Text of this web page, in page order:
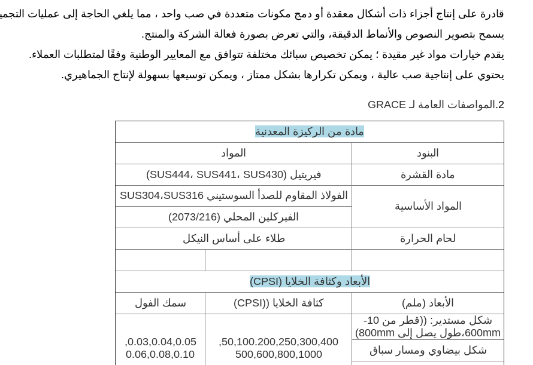
قادرة على إنتاج أجزاء ذات أشكال معقدة أو دمج مكونات متعددة في صب واحد ، مما يلغي الحاجة إلى عمليات
يسمح بتصوير النصوص والأنماط الدقيقة، والتي تعرض بصورة فعالة الشركة والمنتج.
يقدم خيارات مواد غير مقيدة ؛ يمكن تخصيص سبائك مختلفة تتوافق مع المعايير الوطنية وفقًا لمتطلبات العملاء.
يحتوي على إنتاجية صب عالية ، ويمكن تكرارها بشكل ممتاز ، ويمكن توسيعها بسهولة لإنتاج الجماهيري.
2. المواصفات العامة لـ GRACE
مادة من الركيزة المعدنية
البنود
المواد
مادة القشرة
فيريتيل (SUS444، SUS441، SUS430)
المواد الأساسية
الفولاذ المقاوم للصدأ السوستيني SUS304،SUS316
الفيركلين المحلي (2073/216)
لحام الحرارة
طلاء على أساس النيكل
الأبعاد وكثافة الخلايا (CPSI)
الأبعاد (ملم)
كثافة الخلايا ((CPSI)
سمك الفول
شكل مستدير: ((قطر من 10-
600mm،طول يصل إلى 800mm)
50,100.200,250,300,400,
500,600,800,1000
0.03,0.04,0.05,
0.06,0.08,0.10
شكل بيضاوي ومسار سباق